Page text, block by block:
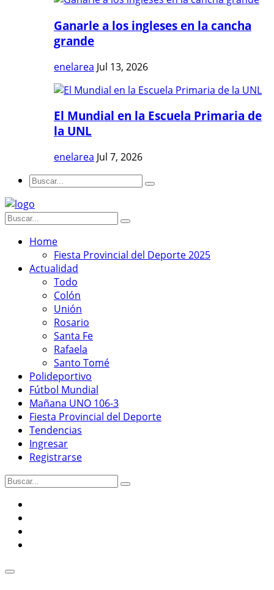
Ganarle a los ingleses en la cancha
grande
enelarea Jul 13, 2026
El Mundial en la Escuela Primaria de
la UNL
enelarea Jul 7, 2026
Home
Fiesta Provincial del Deporte 2025
Actualidad
Todo
Colón
Unión
Rosario
Santa Fe
Rafaela
Santo Tomé
Polideportivo
Fútbol Mundial
Mañana UNO 106-3
Fiesta Provincial del Deporte
Tendencias
Ingresar
Registrarse